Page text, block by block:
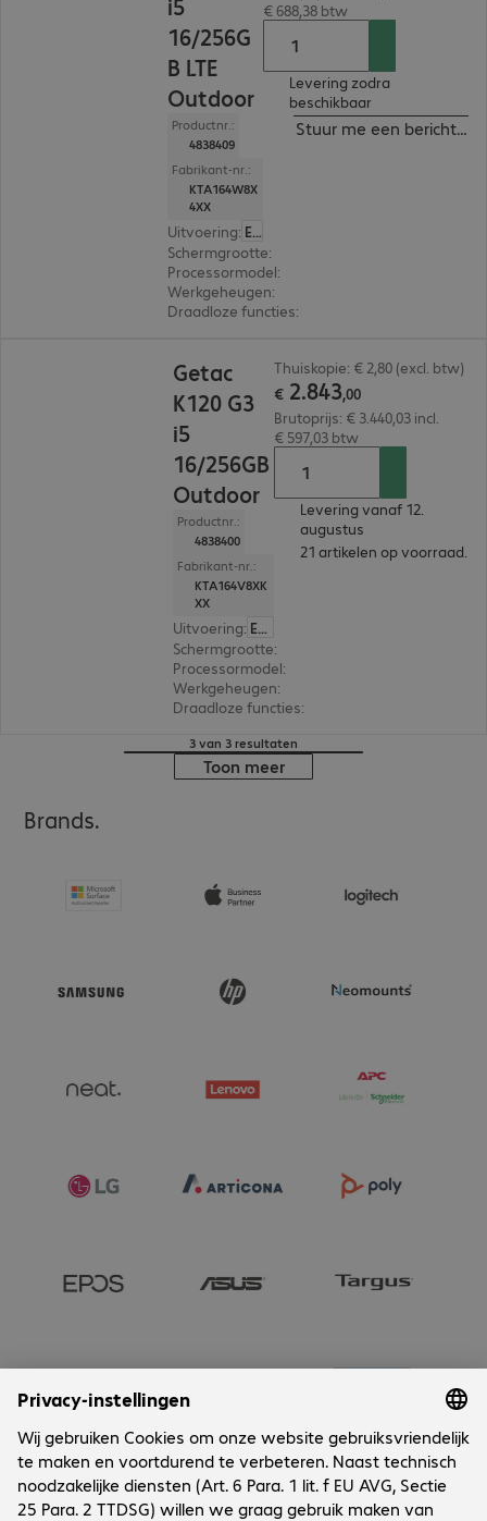
i5
16/256G
B LTE
Outdoor
Productnr.:
4838409
Fabrikant-nr.:
KTA164W8X
4XX
Uitvoering: Europa
Schermgrootte:
Processormodel:
Werkgeheugen:
Draadloze functies:
€ 688,38 btw
Levering zodra
beschikbaar
Stuur me een bericht
Getac
K120 G3
i5
16/256GB
Outdoor
Productnr.:
4838400
Fabrikant-nr.:
KTA164V8XK
XX
Uitvoering: Europa
Schermgrootte:
Processormodel:
Werkgeheugen:
Draadloze functies:
Thuiskopie: € 2,80 (excl. btw)
€ 2.843,00
Brutoprijs: € 3.440,03 incl.
€ 597,03 btw
Levering vanaf 12.
augustus
21 artikelen op voorraad.
3 van 3 resultaten
Toon meer
Brands.